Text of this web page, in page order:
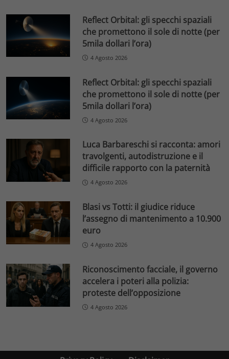
Reflect Orbital: gli specchi spaziali
che promettono il sole di notte (per
5mila dollari l’ora)
4 Agosto 2026
Reflect Orbital: gli specchi spaziali
che promettono il sole di notte (per
5mila dollari l’ora)
4 Agosto 2026
Luca Barbareschi si racconta: amori
travolgenti, autodistruzione e il
difficile rapporto con la paternità
4 Agosto 2026
Blasi vs Totti: il giudice riduce
l’assegno di mantenimento a 10.900
euro
4 Agosto 2026
Riconoscimento facciale, il governo
accelera i poteri alla polizia:
proteste dell’opposizione
4 Agosto 2026